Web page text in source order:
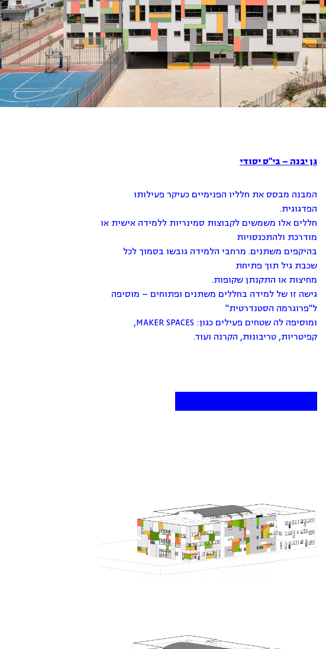
גן יבנה – בי"ס יסודי
המבנה מבסס את חלליו הפנימיים כעיקר פעילותו
הפדגוגית.
חללים אלו משמשים לקבוצות סמינריות ללמידה אישית או
מודרכת ולהתכנסויות
בהיקפים משתנים. מרחבי הלמידה גובשו בסמוך לכל
שכבת גיל תוך פתיחת
מחיצות או התקנתן שקופות.
גישה זו של למידה בחללים משתנים ופתוחים – מוסיפה
ל"פרוגרמה הסטנדרטית"
ומוסיפה לה שטחים פעילים כגון: MAKER SPACES,
קפיטריות, טריבונות, הקרנה ועוד.